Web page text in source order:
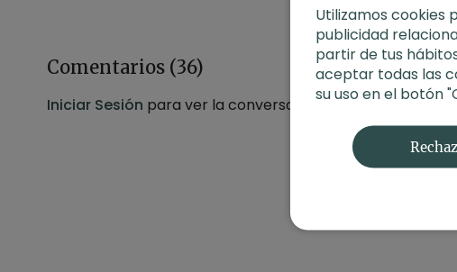
Comentarios (36)
Iniciar Sesión para ver la conversación
Utilizamos cookies
publicidad
partir de tus
aceptar todas las
su uso en el botón